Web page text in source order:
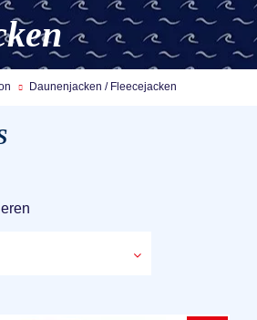
Daunenjacken / Fleecejacken